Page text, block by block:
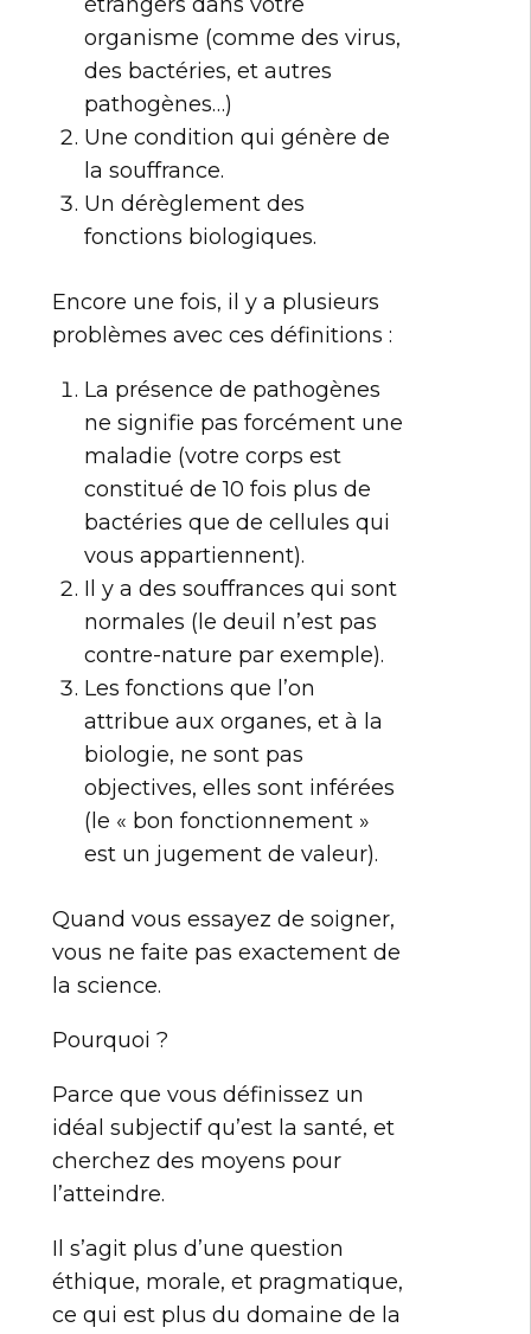
organisme (comme des virus,
des bactéries, et autres
pathogènes…)
Une condition qui génère de
la souffrance.
Un dérèglement des
fonctions biologiques.
Encore une fois, il y a plusieurs
problèmes avec ces définitions :
La présence de pathogènes
ne signifie pas forcément une
maladie (votre corps est
constitué de 10 fois plus de
bactéries que de cellules qui
vous appartiennent).
Il y a des souffrances qui sont
normales (le deuil n’est pas
contre-nature par exemple).
Les fonctions que l’on
attribue aux organes, et à la
biologie, ne sont pas
objectives, elles sont inférées
(le « bon fonctionnement »
est un jugement de valeur).
Quand vous essayez de soigner,
vous ne faite pas exactement de
la science.
Pourquoi ?
Parce que vous définissez un
idéal subjectif qu’est la santé, et
cherchez des moyens pour
l’atteindre.
Il s’agit plus d’une question
éthique, morale, et pragmatique,
ce qui est plus du domaine de la